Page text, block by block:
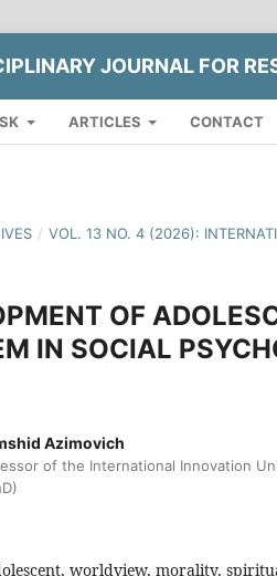
JOURNAL FOR
ARTICLES CONTACT
/ VOL. 13 NO. 4 (2026):
OF
IN SOCIAL
Azimovich
of the International Innovation
worldview, morality,